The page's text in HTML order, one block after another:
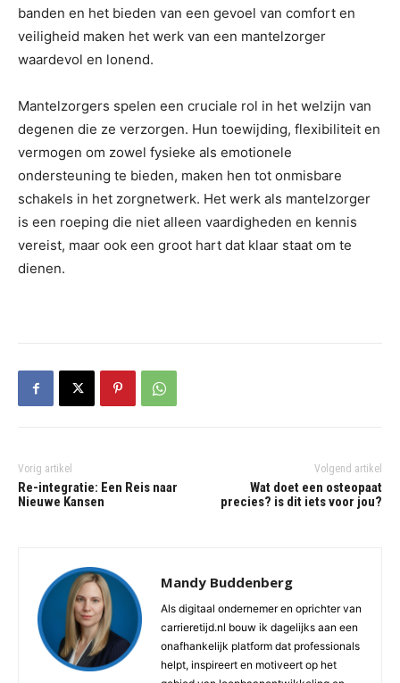
banden en het bieden van een gevoel van comfort en
veiligheid maken het werk van een mantelzorger
waardevol en lonend.
Mantelzorgers spelen een cruciale rol in het welzijn van
degenen die ze verzorgen. Hun toewijding, flexibiliteit en
vermogen om zowel fysieke als emotionele
ondersteuning te bieden, maken hen tot onmisbare
schakels in het zorgnetwerk. Het werk als mantelzorger
is een roeping die niet alleen vaardigheden en kennis
vereist, maar ook een groot hart dat klaar staat om te
dienen.
Vorig artikel
Re-integratie: Een Reis naar
Nieuwe Kansen
Volgend artikel
Wat doet een osteopaat
precies? is dit iets voor jou?
Mandy Buddenberg
Als digitaal ondernemer en oprichter van
carrieretijd.nl bouw ik dagelijks aan een
onafhankelijk platform dat professionals
helpt, inspireert en motiveert op het